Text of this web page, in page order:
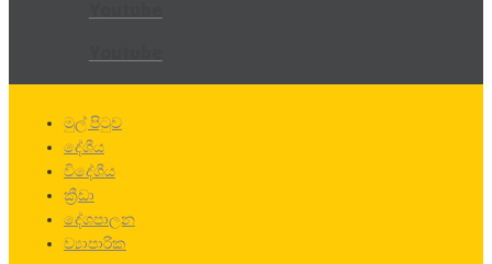
මුල් පිටුව
දේශීය
විදේශීය
ක්‍රීඩා
දේශපාලන
ව්‍යාපාරික